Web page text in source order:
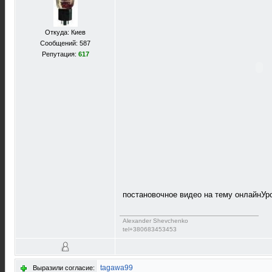
Откуда: Киев
Сообщений: 587
Репутация: 617
постановочное видео на тему
Alexander Shevchenko
tel+380683453453
Выразили согласие: tagawa99